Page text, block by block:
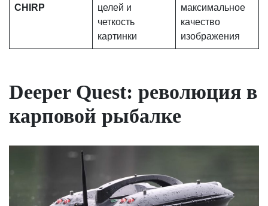
CHIRP
целей и
четкость
картинки
максимальное
качество
изображения
Deeper Quest: революция в
карповой рыбалке